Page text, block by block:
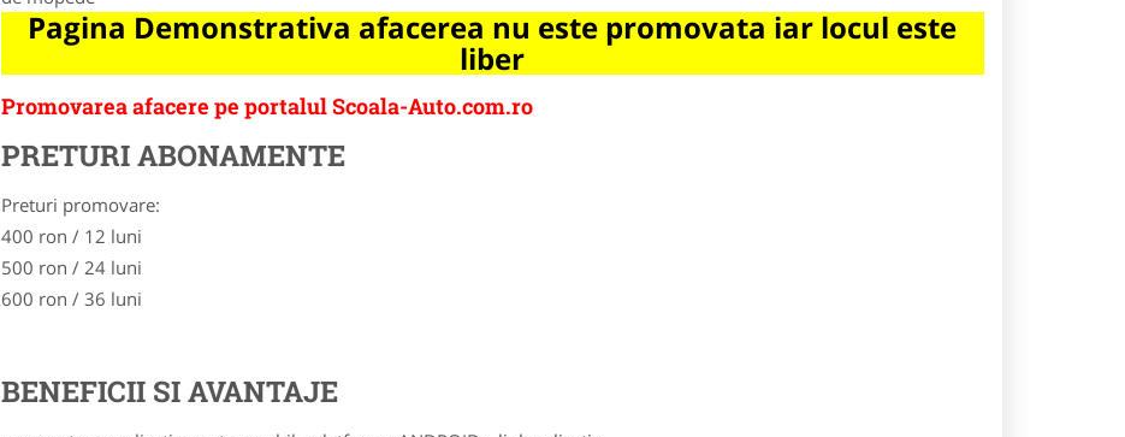
Pagina Demonstrativa afacerea nu este promovata iar locul este
liber
Promovarea afacere pe portalul Scoala-Auto.com.ro
PRETURI ABONAMENTE
Preturi promovare:
400 ron / 12 luni
500 ron / 24 luni
600 ron / 36 luni
BENEFICII SI AVANTAJE